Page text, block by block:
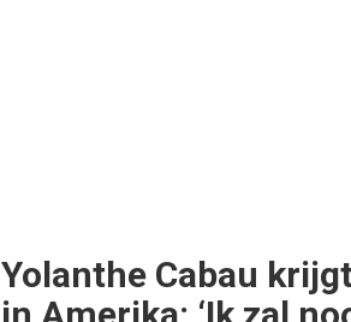
Yolanthe Cabau